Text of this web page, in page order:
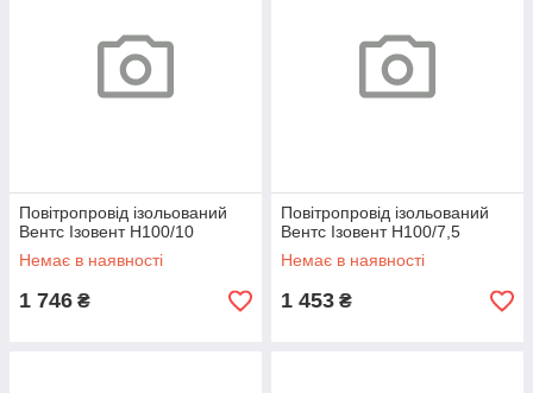
Повітропровід ізольований
Вентс Ізовент Н100/10
Немає в наявності
1 746 ₴
Повітропровід ізольований
Вентс Ізовент Н100/7,5
Немає в наявності
1 453 ₴